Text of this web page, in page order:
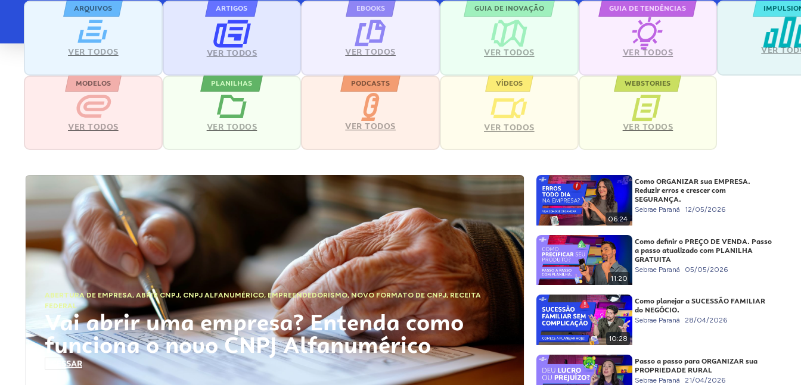
ARQUIVOS
VER TODOS
ARTIGOS
VER TODOS
EBOOKS
VER TODOS
GUIA DE INOVAÇÃO
VER TODOS
GUIA DE TENDÊNCIAS
VER TODOS VER
MODELOS
VER TODOS
PLANILHAS
VER TODOS
PODCASTS
VER TODOS
VÍDEOS
VER TODOS
WEBSTORIES
VER TODOS
ABERTURA DE EMPRESA,ABRIR CNPJ, CNPJ ALFANUMÉRICO, EMPREENDEDORISMO,NOVO FORMATO DE CNPJ,RECEITA
FEDERAL
Vai abrir uma empresa? Entenda como
funciona o novo CNPJ Alfanumérico
ACESSAR
06:24
Como ORGANIZAR sua EMPRESA.
Reduzir erros e crescer com
SEGURANÇA.
Sebrae Paraná 12/05/2026
11:20
Como definir o PREÇO DE VENDA. Passo
a passo atualizado com PLANILHA
GRATUITA
Sebrae Paraná 05/05/2026
10:28
Como planejar a SUCESSÃO FAMILIAR
do NEGÓCIO.
Sebrae Paraná 28/04/2026
Passo a passo para ORGANIZAR sua
PROPRIEDADE RURAL
Sebrae Paraná 21/04/2026